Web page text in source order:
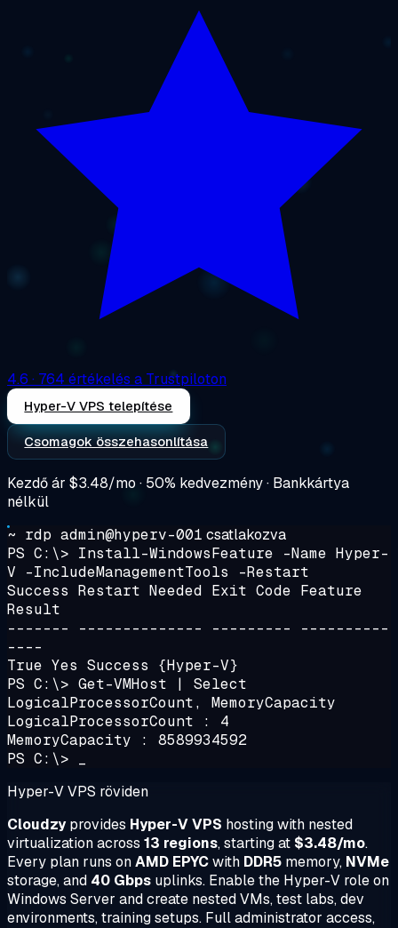
4.6 · 764 értékelés a Trustpiloton
Hyper-V VPS telepítése
Csomagok összehasonlítása
Kezdő ár $3.48/mo · 50% kedvezmény · Bankkártya
nélkül
~ rdp admin@hyperv-001 csatlakozva
PS C:\> Install-WindowsFeature -Name Hyper-
V -IncludeManagementTools -Restart
Success Restart Needed Exit Code Feature
Result
------- -------------- --------- ----------
----
True Yes Success {Hyper-V}
PS C:\> Get-VMHost | Select
LogicalProcessorCount, MemoryCapacity
LogicalProcessorCount : 4
MemoryCapacity : 8589934592
PS C:\> _
Hyper-V VPS röviden
Cloudzyprovides Hyper-V VPS hosting with nested
virtualization across 13 regions, starting at $3.48/mo.
Every plan runs onAMD EPYCwith DDR5 memory, NVMe
storage, and 40 Gbps uplinks. Enable the Hyper-V role on
Windows Server and create nested VMs, test labs, dev
environments, training setups. Full administrator access,